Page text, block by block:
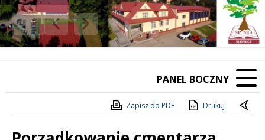
Poprzedni Element
Następny Element
❚❚
PANEL BOCZNY
Zapisz do PDF Drukuj